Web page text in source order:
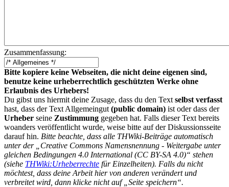
Zusammenfassung:
Bitte kopiere keine Webseiten, die nicht deine eigenen sind,
benutze keine urheberrechtlich geschützten Werke ohne
Erlaubnis des Urhebers!
Du gibst uns hiermit deine Zusage, dass du den Text selbst verfasst
hast, dass der Text Allgemeingut (public domain) ist oder dass der
Urheber seine Zustimmung gegeben hat. Falls dieser Text bereits
woanders veröffentlicht wurde, weise bitte auf der Diskussionsseite
darauf hin. Bitte beachte, dass alle THWiki-Beiträge automatisch
unter der „Creative Commons Namensnennung - Weitergabe unter
gleichen Bedingungen 4.0 International (CC BY-SA 4.0)“ stehen
(siehe THWiki:Urheberrechte für Einzelheiten). Falls du nicht
möchtest, dass deine Arbeit hier von anderen verändert und
verbreitet wird, dann klicke nicht auf „Seite speichern“.